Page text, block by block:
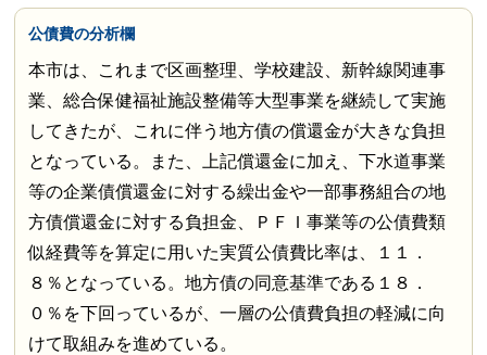
公債費の分析欄
本市は、これまで区画整理、学校建設、新幹線関連事
業、総合保健福祉施設整備等大型事業を継続して実施
してきたが、これに伴う地方債の償還金が大きな負担
となっている。また、上記償還金に加え、下水道事業
等の企業債償還金に対する繰出金や一部事務組合の地
方債償還金に対する負担金、ＰＦＩ事業等の公債費類
似経費等を算定に用いた実質公債費比率は、１１．
８％となっている。地方債の同意基準である１８．
０％を下回っているが、一層の公債費負担の軽減に向
けて取組みを進めている。